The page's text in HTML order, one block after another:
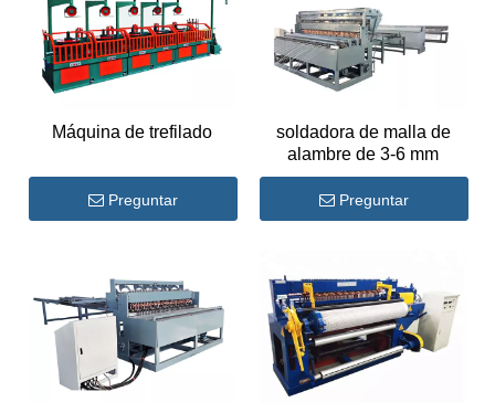
Máquina de trefilado
Preguntar
soldadora de malla de
alambre de 3-6 mm
Preguntar